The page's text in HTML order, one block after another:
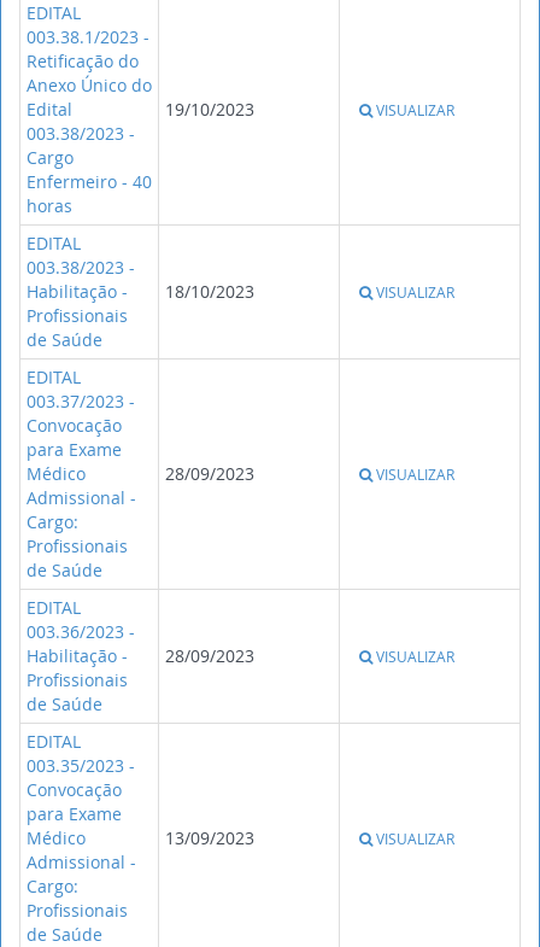
EDITAL
003.38.1/2023 -
Retificação do
Anexo Único do
Edital
003.38/2023 -
Cargo
Enfermeiro - 40
horas
19/10/2023 VISUALIZAR
EDITAL
003.38/2023 -
Habilitação -
Profissionais
de Saúde
18/10/2023 VISUALIZAR
EDITAL
003.37/2023 -
Convocação
para Exame
Médico
Admissional -
Cargo:
Profissionais
de Saúde
28/09/2023 VISUALIZAR
EDITAL
003.36/2023 -
Habilitação -
Profissionais
de Saúde
28/09/2023 VISUALIZAR
EDITAL
003.35/2023 -
Convocação
para Exame
Médico
Admissional -
Cargo:
Profissionais
de Saúde
13/09/2023 VISUALIZAR